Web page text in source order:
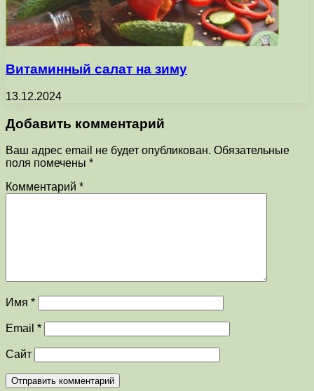
Витаминный салат на зиму
13.12.2024
Добавить комментарий
Ваш адрес email не будет опубликован. Обязательные
поля помечены *
Комментарий *
Имя *
Email *
Сайт